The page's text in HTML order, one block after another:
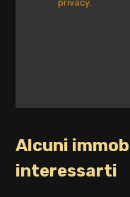
privacy.
Alcuni
interessarti